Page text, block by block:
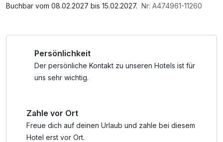
Meißens verzaubern und erleben Sie unvergessliche Tage
Parkplatz, W-LAN Nutzung / Internetnutzung
Buchbar vom 08.02.2027 bis 15.02.2027. Nr: A474961-11260
Persönlichkeit
Der persönliche Kontakt zu unseren Hotels ist für
uns sehr wichtig.
Zahle vor Ort
Freue dich auf deinen Urlaub und zahle bei diesem
Hotel erst vor Ort.